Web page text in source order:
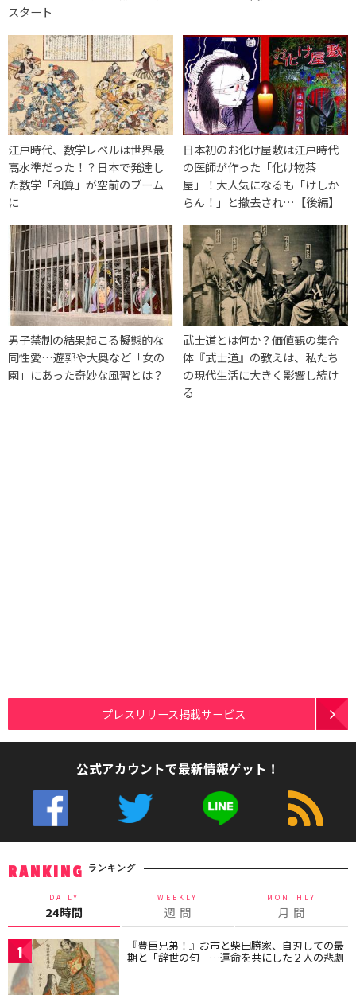
スタート
江戸時代、数学レベルは世界最
高水準だった！？日本で発達し
た数学「和算」が空前のブーム
に
日本初のお化け屋敷は江戸時代
の医師が作った「化け物茶
屋」！大人気になるも「けしか
らん！」と撤去され…【後編】
男子禁制の結果起こる擬態的な
同性愛…遊郭や大奥など「女の
園」にあった奇妙な風習とは？
武士道とは何か？価値観の集合
体『武士道』の教えは、私たち
の現代生活に大きく影響し続け
る
プレスリリース掲載サービス
公式アカウントで最新情報ゲット！
RANKING ランキング
DAILY
24時間
WEEKLY
週 間
MONTHLY
月 間
1 『豊臣兄弟！』お市と柴田勝家、自刃しての最
期と「辞世の句」…運命を共にした２人の悲劇